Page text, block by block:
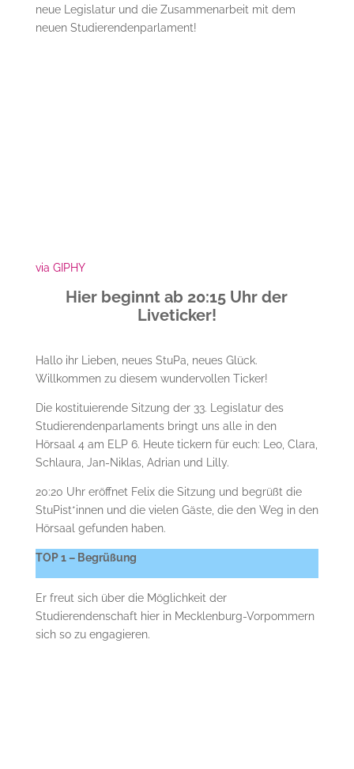
neue Legislatur und die Zusammenarbeit mit dem
neuen Studierendenparlament!
via GIPHY
Hier beginnt ab 20:15 Uhr der
Liveticker!
Hallo ihr Lieben, neues StuPa, neues Glück.
Willkommen zu diesem wundervollen Ticker!
Die kostituierende Sitzung der 33. Legislatur des
Studierendenparlaments bringt uns alle in den
Hörsaal 4 am ELP 6. Heute tickern für euch: Leo, Clara,
Schlaura, Jan-Niklas, Adrian und Lilly.
20:20 Uhr eröffnet Felix die Sitzung und begrüßt die
StuPist*innen und die vielen Gäste, die den Weg in den
Hörsaal gefunden haben.
TOP 1 – Begrüßung
Er freut sich über die Möglichkeit der
Studierendenschaft hier in Mecklenburg-Vorpommern
sich so zu engagieren.